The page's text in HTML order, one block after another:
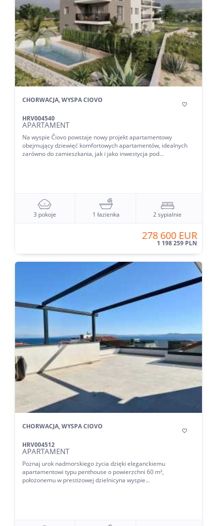
CHORWACJA, WYSPA CIOVO
HRV004540
APARTAMENT

Na wyspie Čiovo powstaje nowy projekt apartamentowy
obejmujący dziewięć komfortowych apartamentów, idealnych
zarówno do zamieszkania, jak i jako inwestycja pod...
3 pokoje 1 łazienka 2 sypialnie
278 600 EUR
1 198 259 PLN
CHORWACJA, WYSPA CIOVO
HRV004512
APARTAMENT

Poznaj urok nadmorskiego życia dzięki eleganckiemu
apartamentowi typu penthouse o powierzchni 60 m²,
położonemu w prestiżowej dzielnicyna wyspie...